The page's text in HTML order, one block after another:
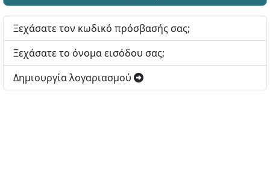
Ξεχάσατε τον κωδικό πρόσβασής σας;
Ξεχάσατε το όνομα εισόδου σας;
Δημιουργία λογαριασμού